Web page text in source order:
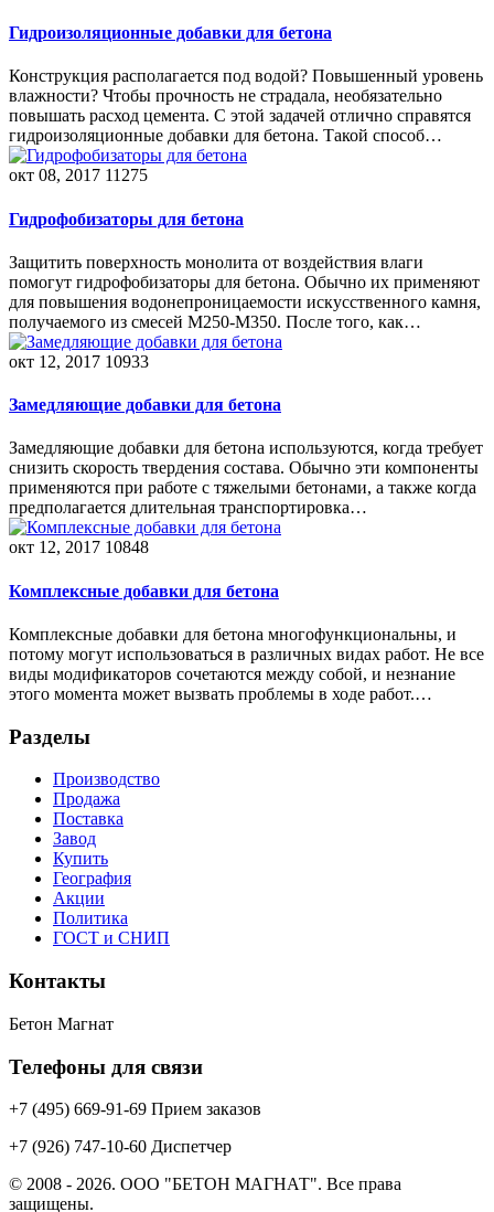
Гидроизоляционные добавки для бетона
Конструкция располагается под водой? Повышенный уровень
влажности? Чтобы прочность не страдала, необязательно
повышать расход цемента. С этой задачей отлично справятся
гидроизоляционные добавки для бетона. Такой способ…
окт 08, 2017 11275
Гидрофобизаторы для бетона
Защитить поверхность монолита от воздействия влаги
помогут гидрофобизаторы для бетона. Обычно их применяют
для повышения водонепроницаемости искусственного камня,
получаемого из смесей М250-М350. После того, как…
окт 12, 2017 10933
Замедляющие добавки для бетона
Замедляющие добавки для бетона используются, когда требует
снизить скорость твердения состава. Обычно эти компоненты
применяются при работе с тяжелыми бетонами, а также когда
предполагается длительная транспортировка…
окт 12, 2017 10848
Комплексные добавки для бетона
Комплексные добавки для бетона многофункциональны, и
потому могут использоваться в различных видах работ. Не все
виды модификаторов сочетаются между собой, и незнание
этого момента может вызвать проблемы в ходе работ.…
Разделы
Производство
Продажа
Поставка
Завод
Купить
География
Акции
Политика
ГОСТ и СНИП
Контакты
Бетон Магнат
Телефоны для связи
+7 (495) 669-91-69 Прием заказов
+7 (926) 747-10-60 Диспетчер
© 2008 - 2026. ООО "БЕТОН МАГНАТ". Все права
защищены.